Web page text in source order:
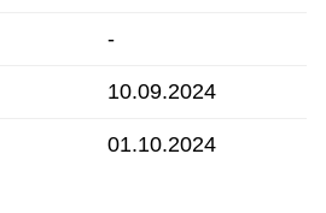
-
10.09.2024
01.10.2024